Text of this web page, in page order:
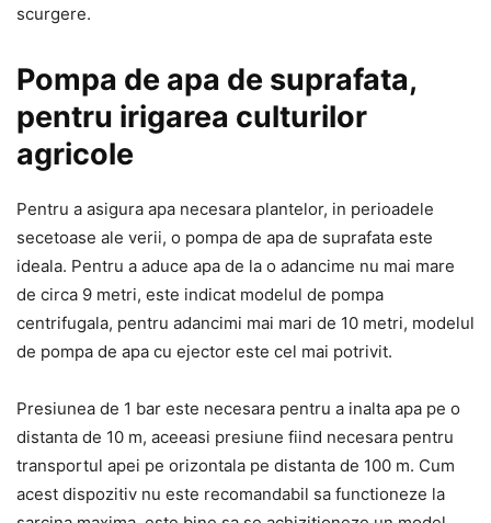
scurgere.
Pompa de apa de suprafata,
pentru irigarea culturilor
agricole
Pentru a asigura apa necesara plantelor, in perioadele
secetoase ale verii, o pompa de apa de suprafata este
ideala. Pentru a aduce apa de la o adancime nu mai mare
de circa 9 metri, este indicat modelul de pompa
centrifugala, pentru adancimi mai mari de 10 metri, modelul
de pompa de apa cu ejector este cel mai potrivit.
Presiunea de 1 bar este necesara pentru a inalta apa pe o
distanta de 10 m, aceeasi presiune fiind necesara pentru
transportul apei pe orizontala pe distanta de 100 m. Cum
acest dispozitiv nu este recomandabil sa functioneze la